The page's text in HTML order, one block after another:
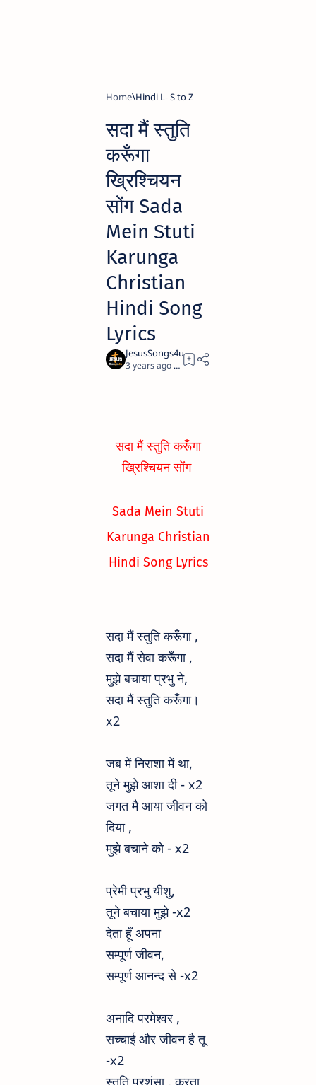
Home Hindi L- S to Z
सदा मैं स्तुति
करूँगा
ख्रिश्चियन
सोंग Sada
Mein Stuti
Karunga
Christian
Hindi Song
Lyrics
3 years ago 1
सदा मैं स्तुति करूँगा
ख्रिश्चियन सोंग
Sada Mein Stuti
Karunga Christian
Hindi Song Lyrics
सदा मैं स्तुति करूँगा ,
सदा मैं सेवा करूँगा ,
मुझे बचाया प्रभु ने,
सदा मैं स्तुति करूँगा।
x2
जब में निराशा में था,
तूने मुझे आशा दी - x2
जगत मै आया जीवन को
दिया ,
मुझे बचाने को- x2
प्रेमी प्रभु यीशु,
तूने बचाया मुझे -x2
देता हूँ अपना
सम्पूर्ण जीवन,
सम्पूर्ण आनन्द से-x2
अनादि परमेश्वर ,
सच्चाई और जीवन है तू
-x2
स्तुति प्रशंसा , करता